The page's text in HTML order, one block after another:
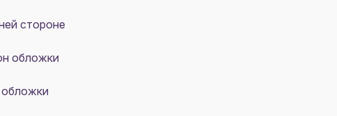
стороне
обложки